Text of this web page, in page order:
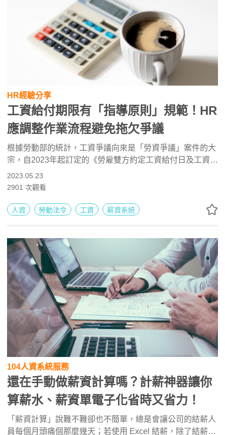
HR經驗分享
工資給付期限有「指導原則」規範！HR
應調整作業流程避免拖欠爭議
根據勞動部的統計，工資爭議向來是「勞資爭議」案件的大
宗，自2023年起訂定的《勞雇雙方約定工資給付日及工資給
付指導原則》上路後，針對勞雇雙方約定工資的給付日給出
了合理範圍，專家提醒3個務必留意的「計薪眉角」，期望
2023.05.23
2901 次觀看
人資 勞動法令 工資 薪資系統
104人資系統服務
還在手動做薪資計算嗎？計薪神器讓你
算薪水、薪資單電子化省時又省力！
「薪資計算」說難不難卻也不簡單，總是會讓公司的結薪人
員每個月頭痛個那麼幾天；若使用 Excel 結薪，除了結薪人